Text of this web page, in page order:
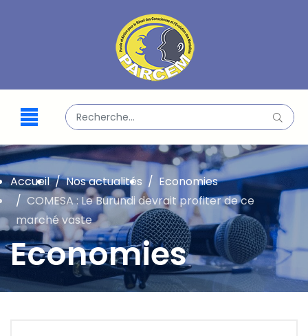
Valider
Economies
Accueil Nos actualités
Economies
COMESA : Le Burundi devrait profiter de ce
marché vaste